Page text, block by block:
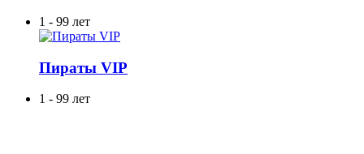
1 - 99 лет
Пираты VIP
1 - 99 лет